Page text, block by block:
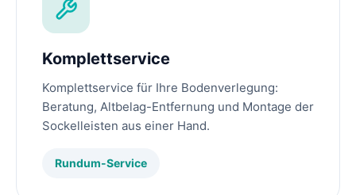
Komplettservice
Komplettservice für Ihre Bodenverlegung:
Beratung, Altbelag-Entfernung und Montage der
Sockelleisten aus einer Hand.
Rundum-Service